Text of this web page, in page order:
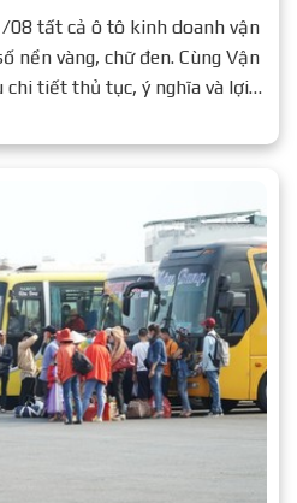
08 tất cả ô tô kinh doanh vận
nền vàng, chữ đen. Cùng Vận
chi tiết thủ tục, ý nghĩa và lợi